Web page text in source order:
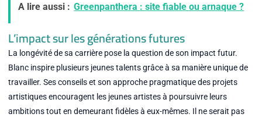
A lire aussi : Greenpanthera : site fiable ou arnaque ?
L’impact sur les générations futures
La longévité de sa carrière pose la question de son impact futur.
Blanc inspire plusieurs jeunes talents grâce à sa manière unique de
travailler. Ses conseils et son approche pragmatique des projets
artistiques encouragent les jeunes artistes à poursuivre leurs
ambitions tout en demeurant fidèles à eux-mêmes. Il ne serait pas